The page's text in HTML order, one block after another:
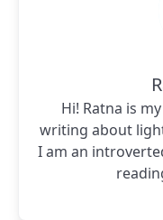
Hi! Ratna is
writing about
I am an